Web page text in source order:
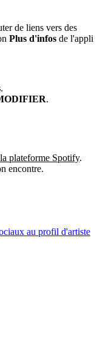
de liens vers des
Plus d'infos de l'appli
.
.
plateforme Spotify.
encontre.
au profil d'artiste